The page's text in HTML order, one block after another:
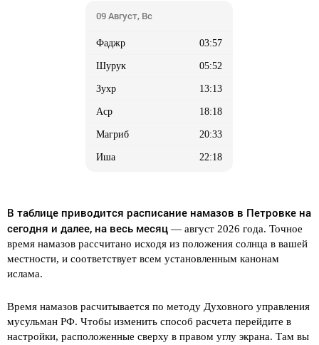
03:57
05:52
13:13
18:18
20:33
22:18
В таблице приводится расписание намазов в Петровке на
сегодня и далее, на весь месяц — август 2026 года. Точное
время намазов рассчитано исходя из положения солнца в вашей
местности, и соответствует всем установленным канонам
ислама.
Время намазов расчитывается по методу Духовного управления
мусульман РФ. Чтобы изменить способ расчета перейдите в
настройки, расположенные сверху в правом углу экрана. Там вы